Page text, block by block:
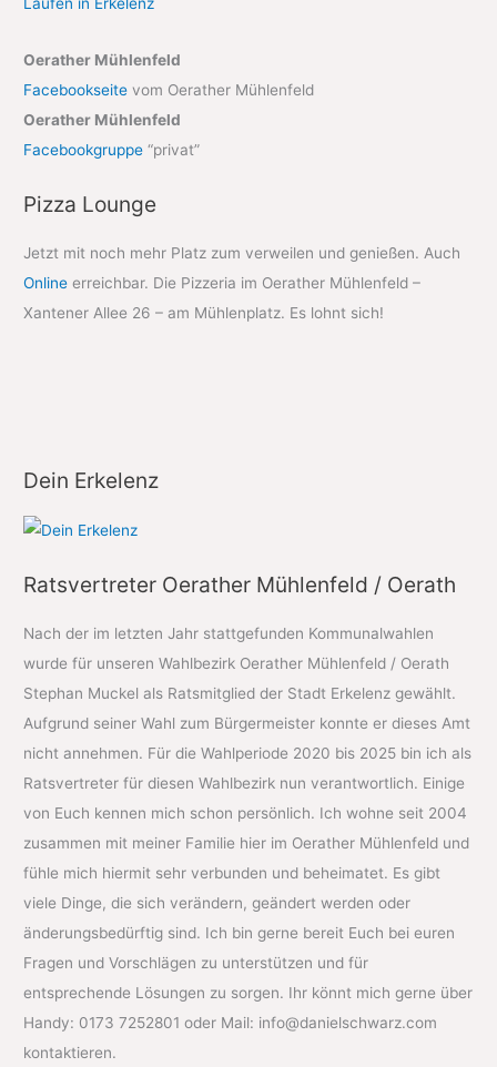
Laufen in Erkelenz
Oerather Mühlenfeld
Facebookseite vom Oerather Mühlenfeld
Oerather Mühlenfeld
Facebookgruppe “privat”
Pizza Lounge
Jetzt mit noch mehr Platz zum verweilen und genießen. Auch
Online erreichbar. Die Pizzeria im Oerather Mühlenfeld –
Xantener Allee 26 – am Mühlenplatz. Es lohnt sich!
Dein Erkelenz
Ratsvertreter Oerather Mühlenfeld / Oerath
Nach der im letzten Jahr stattgefunden Kommunalwahlen
wurde für unseren Wahlbezirk Oerather Mühlenfeld / Oerath
Stephan Muckel als Ratsmitglied der Stadt Erkelenz gewählt.
Aufgrund seiner Wahl zum Bürgermeister konnte er dieses Amt
nicht annehmen. Für die Wahlperiode 2020 bis 2025 bin ich als
Ratsvertreter für diesen Wahlbezirk nun verantwortlich. Einige
von Euch kennen mich schon persönlich. Ich wohne seit 2004
zusammen mit meiner Familie hier im Oerather Mühlenfeld und
fühle mich hiermit sehr verbunden und beheimatet. Es gibt
viele Dinge, die sich verändern, geändert werden oder
änderungsbedürftig sind. Ich bin gerne bereit Euch bei euren
Fragen und Vorschlägen zu unterstützen und für
entsprechende Lösungen zu sorgen. Ihr könnt mich gerne über
Handy: 0173 7252801 oder Mail: info@danielschwarz.com
kontaktieren.